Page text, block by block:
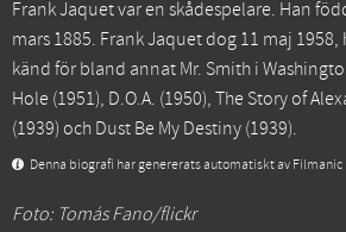
Frank Jaquet var en skådespelare. Han
mars 1885. Frank Jaquet dog 11 maj 1958,
känd för bland annat Mr. Smith i
Hole (1951), D.O.A. (1950), The Story of
(1939) och Dust Be My Destiny (1939).
Denna biografi har genererats automatiskt av Filmanic
Foto: Tomás Fano/flickr